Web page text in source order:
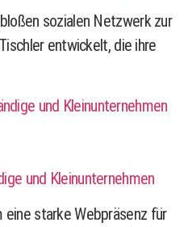
sozialen Netzwerk zur
entwickelt, die ihre
und Kleinunternehmen
eine starke Webpräsenz für